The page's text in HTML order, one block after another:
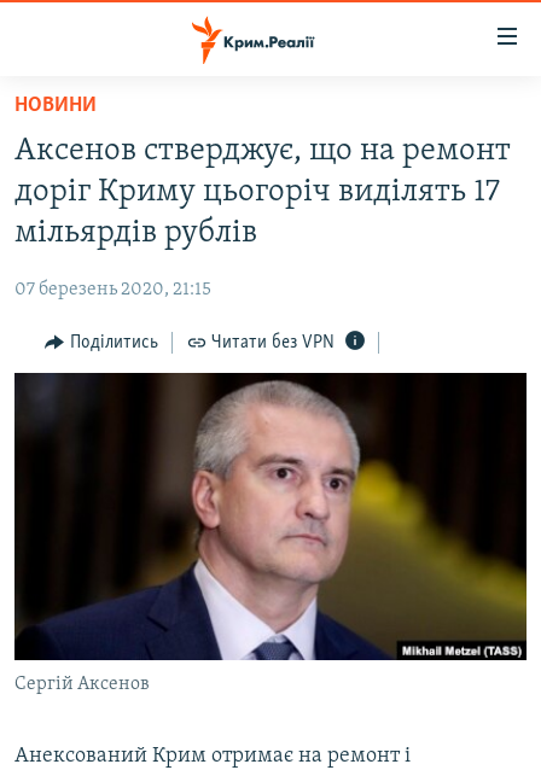
Перейти
основного
матеріалу
Перейти
до
основної
навігації
Перейти
до
ВІДЕО ТА ФОТО
БЛОГИ
ПОГЛЯД
ВІДЕОУРОКИ «ELIFBE»
СВІДЧЕННЯ ОКУПАЦІЇ
УКРАЇНСЬКА ПРОБЛЕМА КРИМУ
ІНФОГРАФІКА
ЯК ОБІЙТИ БЛОКУВАННЯ
Qırımtatar
ДОЛУЧАЙСЯ!
НОВИНИ
Аксенов стверджує, що на ремонт
доріг Криму цьогоріч виділять 17
мільярдів рублів
07 березень 2020, 21:15
Поділитись Читати без VPN
Сергій Аксенов
Анексований Крим отримає на ремонт і